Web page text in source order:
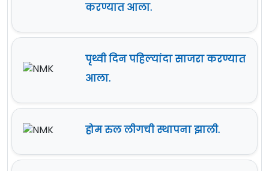
करण्यात आला.
पृथ्वी दिन पहिल्यांदा साजरा करण्यात
आला.
होम रुल लीगची स्थापना झाली.